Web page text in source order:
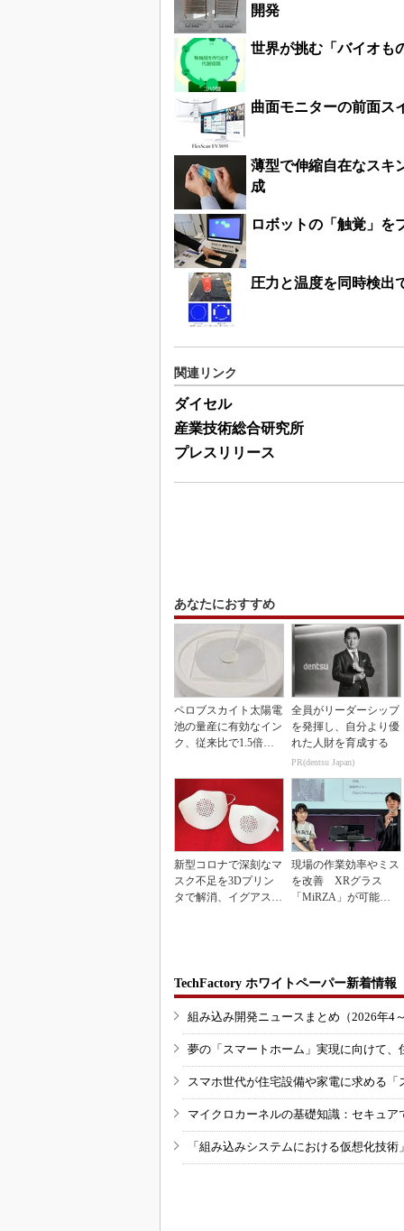
開発
世界が挑む「バイオも
曲面モニターの前面ス
薄型で伸縮自在なスキ
成
ロボットの「触覚」を
圧力と温度を同時検出
関連リンク
ダイセル
産業技術総合研究所
プレスリリース
あなたにおすすめ
ペロブスカイト太陽電
池の量産に有効なイン
ク、従来比で1.5倍の
全員がリーダーシップ
を発揮し、自分より優
れた人財を育成する
PR(dentsu Japan)
新型コロナで深刻なマ
スク不足を3Dプリン
タで解消、イグアスが
現場の作業効率やミス
を改善 XRグラス
「MiRZA」が可能に
TechFactory ホワイトペーパー新着情報
組み込み開発ニュースまとめ（2026年4
夢の「スマートホーム」実現に向けて
スマホ世代が住宅設備や家電に求める
マイクロカーネルの基礎知識：セキュ
「組み込みシステムにおける仮想化技